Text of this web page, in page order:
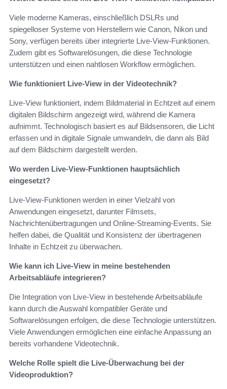
Viele moderne Kameras, einschließlich DSLRs und
spiegelloser Systeme von Herstellern wie Canon, Nikon und
Sony, verfügen bereits über integrierte Live-View-Funktionen.
Zudem gibt es Softwarelösungen, die diese Technologie
unterstützen und einen nahtlosen Workflow ermöglichen.
Wie funktioniert Live-View in der Videotechnik?
Live-View funktioniert, indem Bildmaterial in Echtzeit auf einem
digitalen Bildschirm angezeigt wird, während die Kamera
aufnimmt. Technologisch basiert es auf Bildsensoren, die Licht
erfassen und in digitale Signale umwandeln, die dann als Bild
auf dem Bildschirm dargestellt werden.
Wo werden Live-View-Funktionen hauptsächlich
eingesetzt?
Live-View-Funktionen werden in einer Vielzahl von
Anwendungen eingesetzt, darunter Filmsets,
Nachrichtenübertragungen und Online-Streaming-Events. Sie
helfen dabei, die Qualität und Konsistenz der übertragenen
Inhalte in Echtzeit zu überwachen.
Wie kann ich Live-View in meine bestehenden
Arbeitsabläufe integrieren?
Die Integration von Live-View in bestehende Arbeitsabläufe
kann durch die Auswahl kompatibler Geräte und
Softwarelösungen erfolgen, die diese Technologie unterstützen.
Viele Anwendungen ermöglichen eine einfache Anpassung an
bereits vorhandene Videotechnik.
Welche Rolle spielt die Live-Überwachung bei der
Videoproduktion?